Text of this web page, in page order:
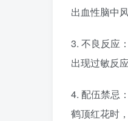
出血性脑中
3. 不良反应
出现过敏反
4. 配伍禁忌
鹤顶红花时